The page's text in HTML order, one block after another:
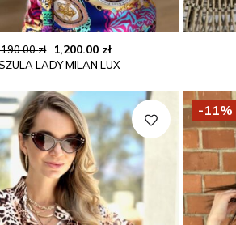
zł
Pierwotna
cena
2,190.00 zł.
1,200.00 złAktualna
cena
1,200.00 zł.
LADY MILAN LUX
-11%